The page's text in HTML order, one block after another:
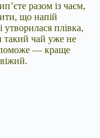
разом із чаєм,
що напій
плівка,
такий чай уже не
— краще